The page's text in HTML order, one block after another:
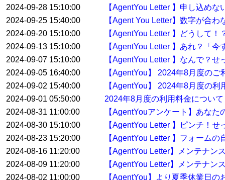
2024-09-28 15:10:00
【AgentYou Letter 】申し込め
2024-09-25 15:40:00
【Agent You Letter】数字が合
2024-09-20 15:10:00
【AgentYou Letter 】どうして
2024-09-13 15:10:00
【AgentYou Letter 】あれ？「
2024-09-07 15:10:00
【AgentYou Letter 】なんで？
2024-09-05 16:40:00
【AgentYou】 2024年8月度の
2024-09-02 15:40:00
【AgentYou】 2024年8月度の
2024-09-01 05:50:00
2024年8月度の利用料金について
2024-08-31 11:00:00
【AgentYouアンケート】あな
2024-08-30 15:10:00
【AgentYou Letter 】ピンチ！
2024-08-23 15:20:00
【AgentYou Letter 】フォーム
2024-08-16 11:20:00
【AgentYou Letter】メンテナン
2024-08-09 11:20:00
【AgentYou Letter】メンテナン
2024-08-02 11:00:00
【AgentYou】より夏季休業日の